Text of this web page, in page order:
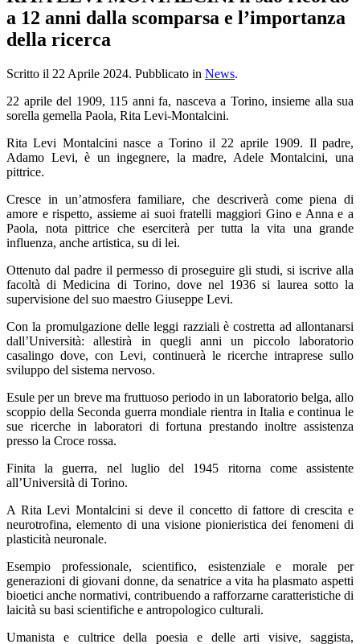
a 12 anni dalla scomparsa e l’importanza
della ricerca
Scritto il 22 Aprile 2024. Pubblicato in News.
22 aprile del 1909, 115 anni fa, nasceva a Torino, insieme alla sua
sorella gemella Paola, Rita Levi-Montalcini.
Rita Levi Montalcini nasce a Torino il 22 aprile 1909. Il padre,
Adamo Levi, è un ingegnere, la madre, Adele Montalcini, una
pittrice.
Cresce in un’atmosfera familiare, che descriverà come piena di
amore e rispetto, assieme ai suoi fratelli maggiori Gino e Anna e a
Paola, nota pittrice che eserciterà per tutta la vita una grande
influenza, anche artistica, su di lei.
Ottenuto dal padre il permesso di proseguire gli studi, si iscrive alla
facoltà di Medicina di Torino, dove nel 1936 si laurea sotto la
supervisione del suo maestro Giuseppe Levi.
Con la promulgazione delle leggi razziali è costretta ad allontanarsi
dall’Università: allestirà in quegli anni un piccolo laboratorio
casalingo dove, con Levi, continuerà le ricerche intraprese sullo
sviluppo del sistema nervoso.
Esule per un breve ma fruttuoso periodo in un laboratorio belga, allo
scoppio della Seconda guerra mondiale rientra in Italia e continua le
sue ricerche in laboratori di fortuna prestando inoltre assistenza
presso la Croce rossa.
Finita la guerra, nel luglio del 1945 ritorna come assistente
all’Università di Torino.
A Rita Levi Montalcini si deve il concetto di fattore di crescita e
neurotrofina, elemento di una visione pionieristica dei fenomeni di
plasticità neuronale.
Esempio professionale, scientifico, esistenziale e morale per
generazioni di giovani donne, da senatrice a vita ha plasmato aspetti
bioetici anche normativi, contribuendo a rafforzarne caratteristiche di
laicità su basi scientifiche e antropologico culturali.
Umanista e cultrice della poesia e delle arti visive, saggista,